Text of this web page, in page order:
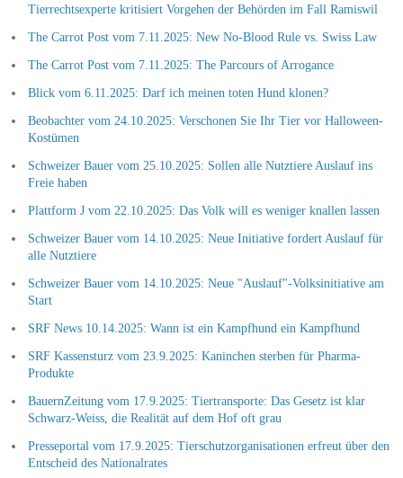
Tierrechtsexperte kritisiert Vorgehen der Behörden im Fall Ramiswil
The Carrot Post vom 7.11.2025: New No-Blood Rule vs. Swiss Law
The Carrot Post vom 7.11.2025: The Parcours of Arrogance
Blick vom 6.11.2025: Darf ich meinen toten Hund klonen?
Beobachter vom 24.10.2025: Verschonen Sie Ihr Tier vor Halloween-
Kostümen
Schweizer Bauer vom 25.10.2025: Sollen alle Nutztiere Auslauf ins
Freie haben
Plattform J vom 22.10.2025: Das Volk will es weniger knallen lassen
Schweizer Bauer vom 14.10.2025: Neue Initiative fordert Auslauf für
alle Nutztiere
Schweizer Bauer vom 14.10.2025: Neue "Auslauf"-Volksinitiative am
Start
SRF News 10.14.2025: Wann ist ein Kampfhund ein Kampfhund
SRF Kassensturz vom 23.9.2025: Kaninchen sterben für Pharma-
Produkte
BauernZeitung vom 17.9.2025: Tiertransporte: Das Gesetz ist klar
Schwarz-Weiss, die Realität auf dem Hof oft grau
Presseportal vom 17.9.2025: Tierschutzorganisationen erfreut über den
Entscheid des Nationalrates